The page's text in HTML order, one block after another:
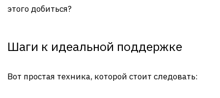
этого добиться?
Шаги к идеальной поддержке
Вот простая техника, которой стоит следовать: